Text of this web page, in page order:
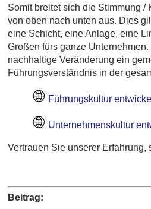
Somit breitet sich die Stimmung /
von oben nach unten aus. Dies
eine Schicht, eine Anlage, eine
Großen fürs ganze
nachhaltige Veränderung ein
Führungsverständnis in der
Führungskultur
Unternehmenskultur
Vertrauen Sie unserer Erfahrung,
Beitrag: